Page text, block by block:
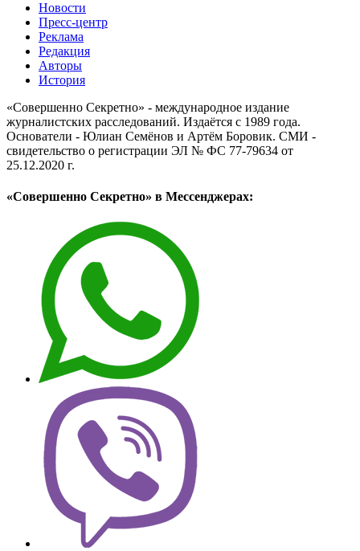
Новости
Пресс-центр
Реклама
Редакция
Авторы
История
«Совершенно Секретно» - международное издание
журналистских расследований. Издаётся с 1989 года.
Основатели - Юлиан Семёнов и Артём Боровик. CМИ -
свидетельство о регистрации ЭЛ № ФС 77-79634 от
25.12.2020 г.
«Совершенно Секретно» в Мессенджерах: